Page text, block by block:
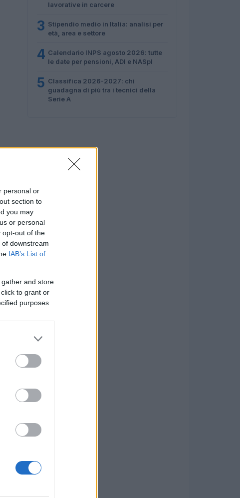
personal or
section to
you may
or personal
opt-out of the
downstream
IAB’s List of
and store
to grant or
purposes
lavorative in carcere
3 Stipendio medio in Italia: analisi per
età, area e settore
4 Calendario INPS agosto 2026: tutte
le date per pensioni, ADI e NASpI
5 Classifica 2026-2027: chi
guadagna di più tra i tecnici della
Serie A